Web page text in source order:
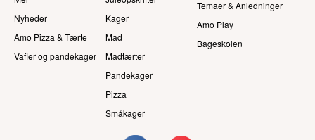
Nyheder
Amo Pizza & Tærte
Vafler og pandekager
Kager
Mad
Madtærter
Pandekager
Pizza
Småkager
Temaer & Anledninger
Amo Play
Bageskolen